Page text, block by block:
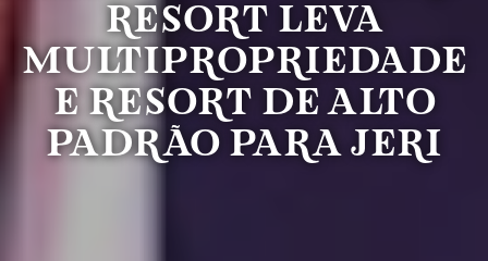
Resort leva
multipropriedade
e resort de alto
padrão para Jeri